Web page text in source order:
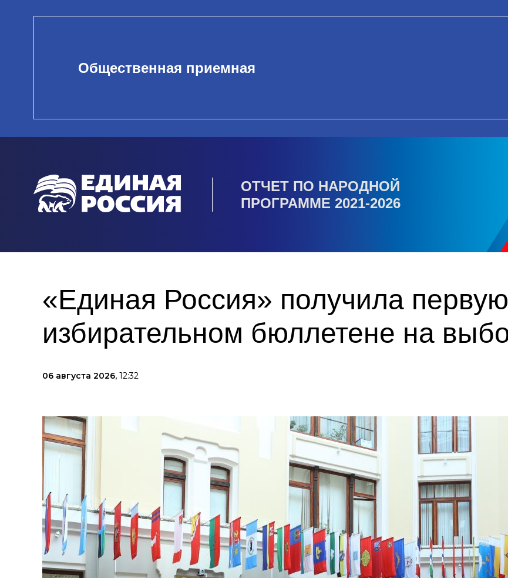
Общественная приемная
ОТЧЕТ ПО НАРОДНОЙ
ПРОГРАММЕ 2021-2026
«Единая Россия» получила
избирательном бюллетене на
06 августа 2026, 12:32